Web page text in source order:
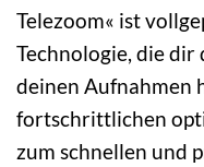
Telezoom« ist
Technologie, die dir
deinen Aufnahmen
fortschrittlichen
zum schnellen und